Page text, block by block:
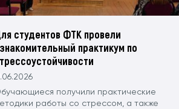
студентов ФТК провели
практикум по
получили практические
работы со стрессом, а также